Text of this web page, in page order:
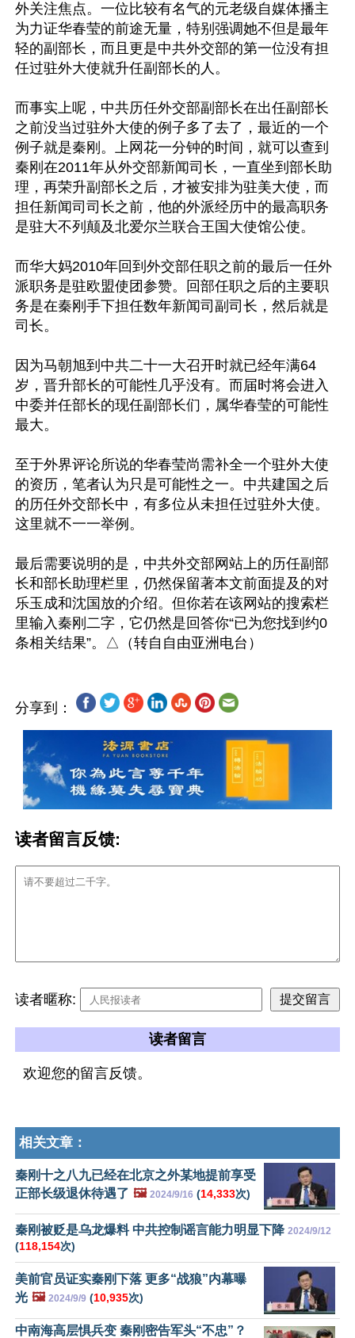
外关注焦点。一位比较有名气的元老级自媒体播主
为力证华春莹的前途无量，特别强调她不但是最年
轻的副部长，而且更是中共外交部的第一位没有担
任过驻外大使就升任副部长的人。
而事实上呢，中共历任外交部副部长在出任副部长
之前没当过驻外大使的例子多了去了，最近的一个
例子就是秦刚。上网花一分钟的时间，就可以查到
秦刚在2011年从外交部新闻司长，一直坐到部长助
理，再荣升副部长之后，才被安排为驻美大使，而
担任新闻司司长之前，他的外派经历中的最高职务
是驻大不列颠及北爱尔兰联合王国大使馆公使。
而华大妈2010年回到外交部任职之前的最后一任外
派职务是驻欧盟使团参赞。回部任职之后的主要职
务是在秦刚手下担任数年新闻司副司长，然后就是
司长。
因为马朝旭到中共二十一大召开时就已经年满64
岁，晋升部长的可能性几乎没有。而届时将会进入
中委并任部长的现任副部长们，属华春莹的可能性
最大。
至于外界评论所说的华春莹尚需补全一个驻外大使
的资历，笔者认为只是可能性之一。中共建国之后
的历任外交部长中，有多位从未担任过驻外大使。
这里就不一一举例。
最后需要说明的是，中共外交部网站上的历任副部
长和部长助理栏里，仍然保留著本文前面提及的对
乐玉成和沈国放的介绍。但你若在该网站的搜索栏
里输入秦刚二字，它仍然是回答你“已为您找到约0
分享到：
读者留言反馈:
读者暱称:
读者留言
欢迎您的留言反馈。
相关文章：
秦刚十之八九已经在北京之外某地提前享受
正部长级退休待遇了 🖼️ 2024/9/16 (14,333次)
秦刚被贬是乌龙爆料 中共控制谣言能力明显下降 2024/9/12
(118,154次)
美前官员证实秦刚下落 更多“战狼”内幕曝
光 🖼️ 2024/9/9 (10,935次)
中南海高层惧兵变 秦刚密告军头“不忠”？